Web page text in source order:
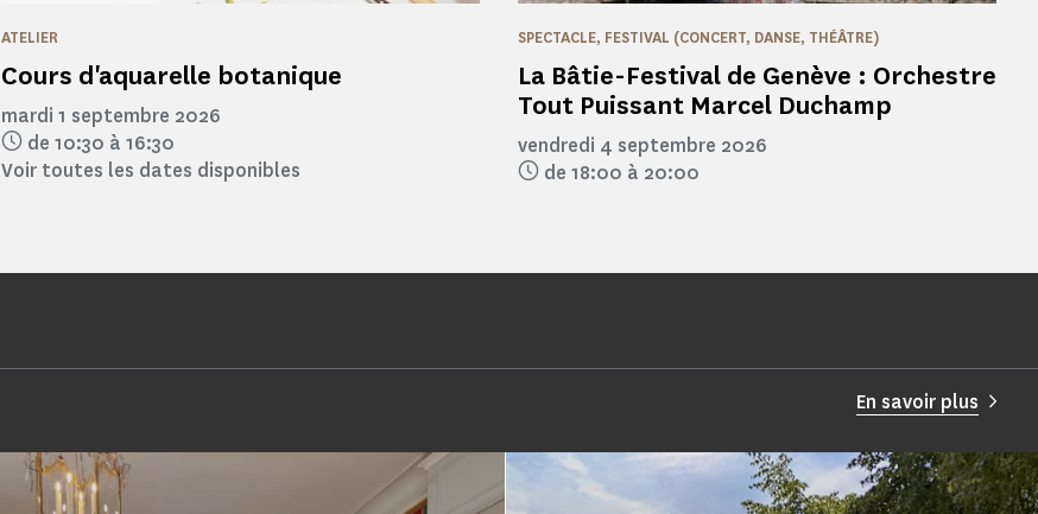
Cours d'aquarelle botanique
ATELIER
mardi 1 septembre 2026
de 10:30 à 16:30
Voir toutes les dates disponibles
La Bâtie-Festival de Genève : Orchestre
Tout Puissant Marcel Duchamp
SPECTACLE, FESTIVAL (CONCERT, DANSE, THÉÂTRE)
vendredi 4 septembre 2026
de 18:00 à 20:00
En savoir plus